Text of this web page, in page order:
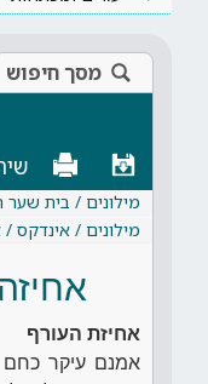
מסך חיפוש
מילונים / בית שער
מילונים / אינדקס
אחיזת העורף
אמנם עיקר